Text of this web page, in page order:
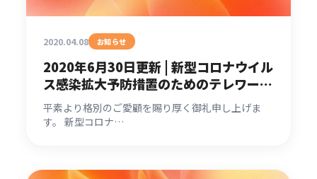
2020.04.08 お知らせ
2020年6月30日更新 | 新型コロナウイル
ス感染拡大予防措置のためのテレワーク
実施のお知らせ
平素より格別のご愛顧を賜り厚く御礼申し上げま
す。 新型コロナ…